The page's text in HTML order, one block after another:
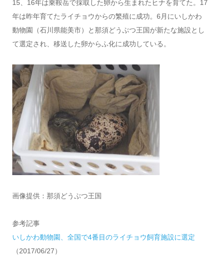
15、16年は乗鞍岳で採取した卵から生まれたヒナを育てた。17
年は昨年育てたライチョウからの繁殖に成功。6月にいしかわ
動物園（石川県能美市）と那須どうぶつ王国が新たな施設とし
て選定され、移送した卵からふ化に成功している。
画像提供：那須どうぶつ王国
参考記事
いしかわ動物園、全国で4番目のライチョウ飼育施設に選定
（2017/06/27）